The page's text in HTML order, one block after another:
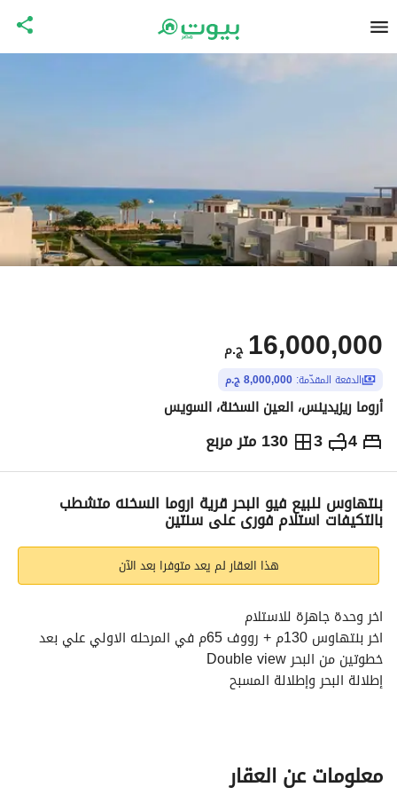
ج.م 16,000,000
الدفعة المقدّمة: 8,000,000 ج.م
أروما ريزيدينس، العين السخنة، السويس
4
3 130 متر مربع ج.م16,000,000
التفاصيل الاتجاهات والمؤشرات رهن عقاري
بنتهاوس للبيع فيو البحر قرية اروما السخنه متشطب
بالتكيفات استلام فورى على سنتين
هذا العقار لم يعد متوفرا بعد الآن
اخر وحدة جاهزة للاستلام
خطوتين من البحر Double view
إطلالة البحر وإطلالة المسبح
السعر الإجمالي : 16.000. 000
خطة الدفع :
معلومات عن العقار